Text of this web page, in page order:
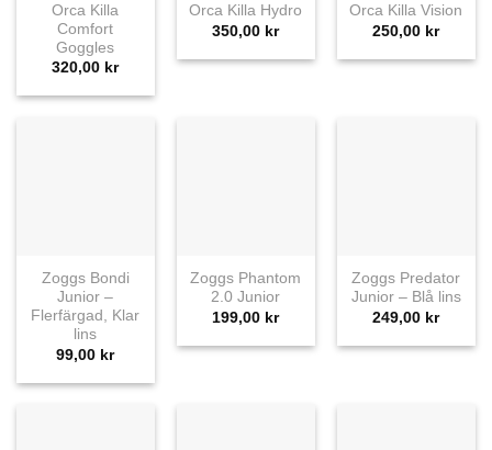
Orca Killa
Comfort
Goggles
320,00 kr
Orca Killa Hydro
350,00 kr
Orca Killa Vision
250,00 kr
Zoggs Bondi
Junior –
Flerfärgad, Klar
lins
99,00 kr
Zoggs Phantom
2.0 Junior
199,00 kr
Zoggs Predator
Junior – Blå lins
249,00 kr